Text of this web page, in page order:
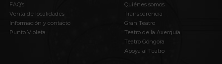
FAQ’s
Venta de localidades
Información y contacto
Punto Violeta
Quiénes somos
Transparencia
Gran Teatro
Teatro de la Axerquía
Teatro Góngora
Apoya al Teatro